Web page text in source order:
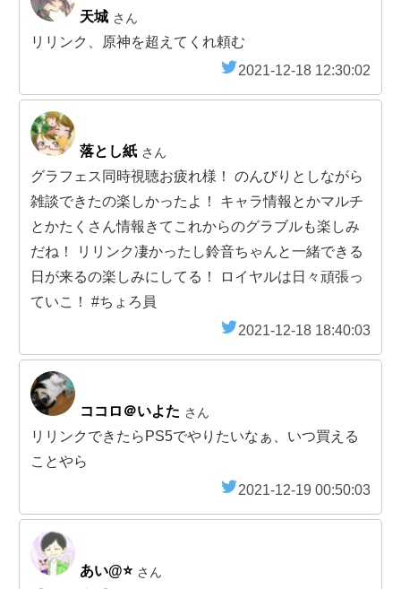
天城 さん
リリンク、原神を超えてくれ頼む
2021-12-18 12:30:02
落とし紙 さん
グラフェス同時視聴お疲れ様！ のんびりとしながら
雑談できたの楽しかったよ！ キャラ情報とかマルチ
とかたくさん情報きてこれからのグラブルも楽しみ
だね！ リリンク凄かったし鈴音ちゃんと一緒できる
日が来るの楽しみにしてる！ ロイヤルは日々頑張っ
ていこ！ #ちょろ員
2021-12-18 18:40:03
ココロ＠いよた さん
リリンクできたらPS5でやりたいなぁ、いつ買える
ことやら
2021-12-19 00:50:03
あい@⭐ さん